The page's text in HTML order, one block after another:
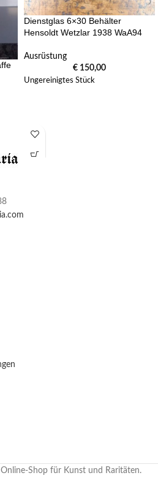
Dienstglas 6×30 Behälter
Hensoldt Wetzlar 1938 WaA94
Ausrüstung
€ 150,00
Ungereinigtes Stück
Shop für Kunst und Raritäten.